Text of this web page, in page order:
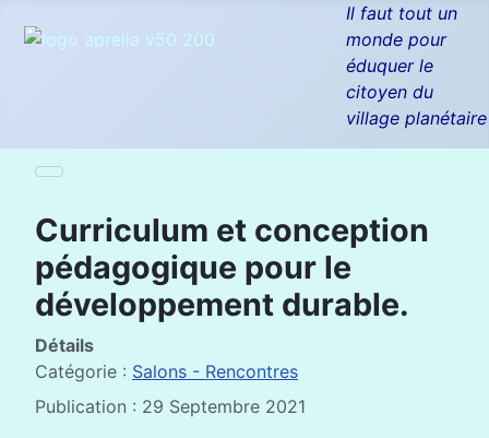
Il faut tout un
monde pour
éduquer le
citoyen du
village planétaire
Curriculum et conception
pédagogique pour le
développement durable.
Détails
Catégorie : Salons - Rencontres
Publication : 29 Septembre 2021